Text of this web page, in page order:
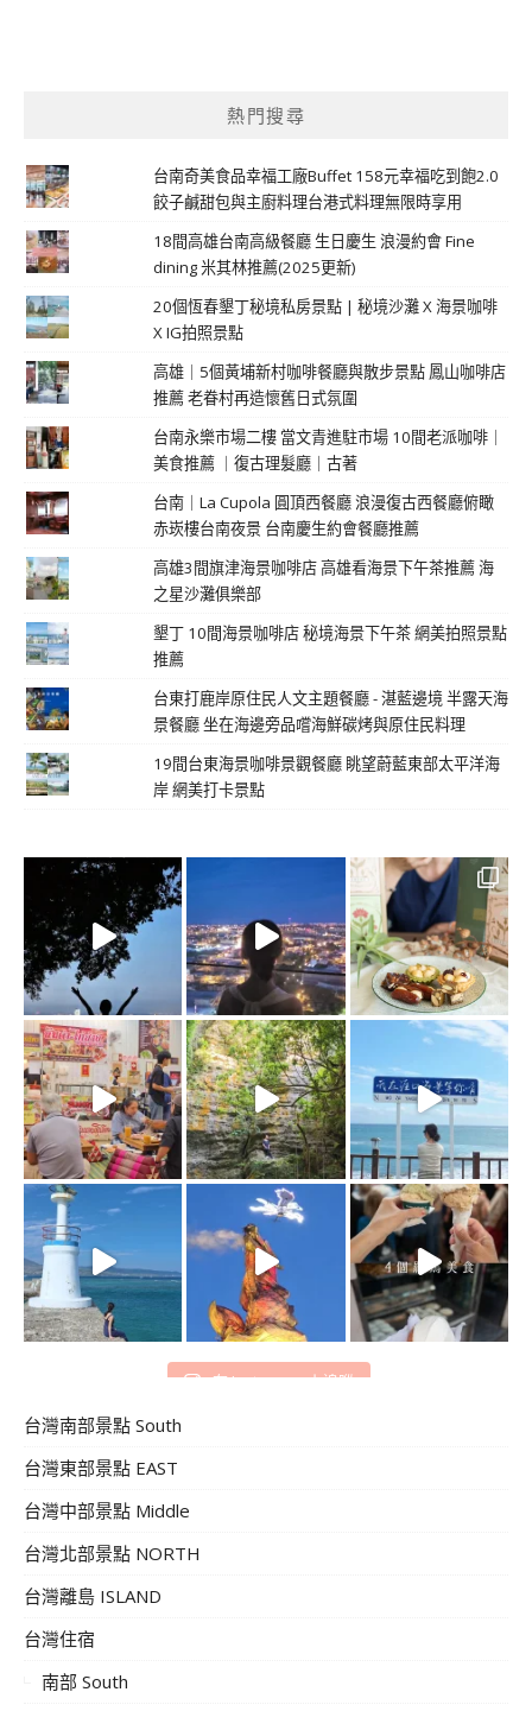
熱門搜尋
台南奇美食品幸福工廠Buffet 158元幸福吃到飽2.0
餃子鹹甜包與主廚料理台港式料理無限時享用
18間高雄台南高級餐廳 生日慶生 浪漫約會 Fine
dining 米其林推薦(2025更新)
20個恆春墾丁秘境私房景點 | 秘境沙灘 X 海景咖啡
X IG拍照景點
高雄｜5個黃埔新村咖啡餐廳與散步景點 鳳山咖啡店
推薦 老眷村再造懷舊日式氛圍
台南永樂市場二樓 當文青進駐市場 10間老派咖啡｜
美食推薦 ｜復古理髮廳｜古著
台南｜La Cupola 圓頂西餐廳 浪漫復古西餐廳俯瞰
赤崁樓台南夜景 台南慶生約會餐廳推薦
高雄3間旗津海景咖啡店 高雄看海景下午茶推薦 海
之星沙灘俱樂部
墾丁 10間海景咖啡店 秘境海景下午茶 網美拍照景點
推薦
台東打鹿岸原住民人文主題餐廳 - 湛藍邊境 半露天海
景餐廳 坐在海邊旁品嚐海鮮碳烤與原住民料理
19間台東海景咖啡景觀餐廳 眺望蔚藍東部太平洋海
岸 網美打卡景點
在 Instagram 上追蹤
台灣南部景點 South
台灣東部景點 EAST
台灣中部景點 Middle
台灣北部景點 NORTH
台灣離島 ISLAND
台灣住宿
南部 South